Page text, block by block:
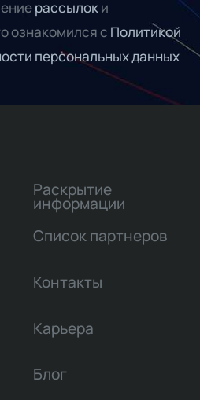
рассылоки
ознакомился с Политикой
персональных данных
Раскрытие
информации
Список партнеров
Контакты
Карьера
Блог